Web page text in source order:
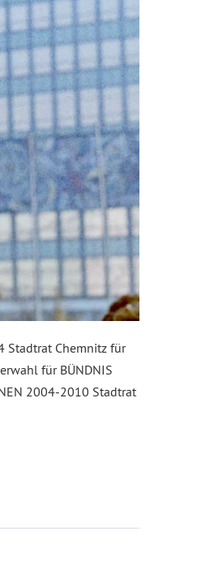
Stadtrat Chemnitz für
für BÜNDNIS
2004-2010 Stadtrat